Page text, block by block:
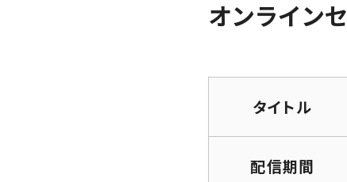
オンライン
タイトル
配信期間